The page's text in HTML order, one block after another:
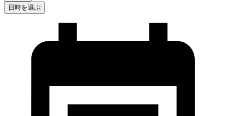
日時を選ぶ